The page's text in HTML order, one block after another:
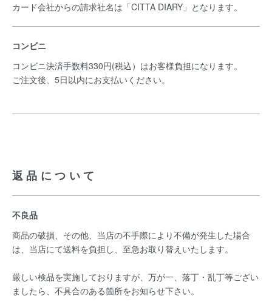
カード会社からの請求社名は「CITTA DIARY」となります。
コンビニ
コンビニ決済手数料330円(税込）はお客様負担になります。
ご注文後、5日以内にお支払いください。
返品について
不良品
商品の破損、その他、当店の不手際により不備が発生した場合
は、当店にて送料を負担し、至急お取り替えいたします。
厳しい検品を実施しておりますが、万が一、落丁・乱丁等ござい
ましたら、不具合のある箇所をお知らせ下さい。